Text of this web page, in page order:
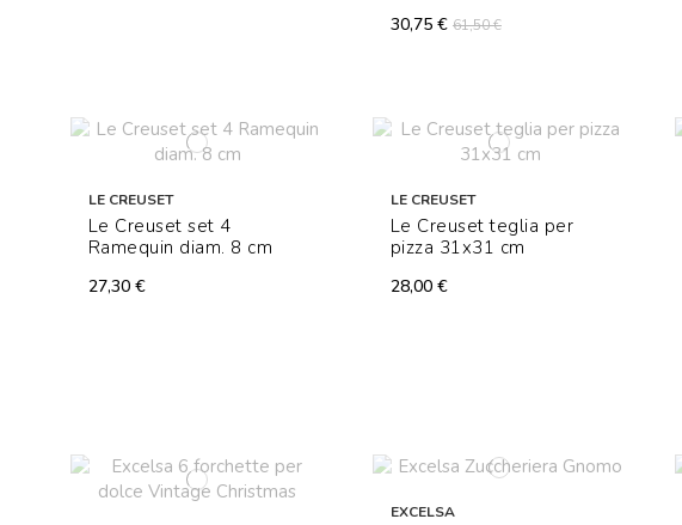
30,75 € 61,50 €
LE CREUSET
Le Creuset set 4
Ramequin diam. 8 cm
27,30 €
LE CREUSET
Le Creuset teglia per
pizza 31x31 cm
28,00 €
EXCELSA